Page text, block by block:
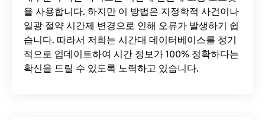
을 사용합니다. 하지만 이 방법은 지정학적 사건이나
일광 절약 시간제 변경으로 인해 오류가 발생하기 쉽
습니다. 따라서 저희는 시간대 데이터베이스를 정기
적으로 업데이트하여 시간 정보가 100% 정확하다는
확신을 드릴 수 있도록 노력하고 있습니다.